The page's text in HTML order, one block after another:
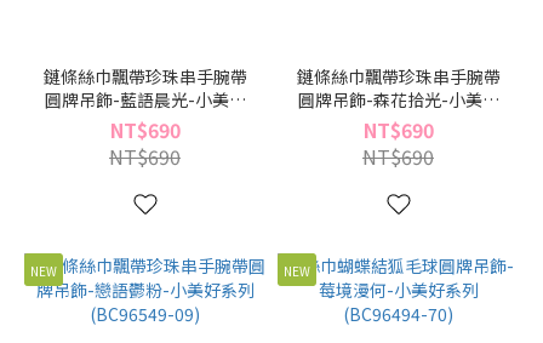
鏈條絲巾飄帶珍珠串手腕帶
圓牌吊飾-藍語晨光-小美好
系列(BC96549-39)
NT$690
NT$690
鏈條絲巾飄帶珍珠串手腕帶
圓牌吊飾-森花拾光-小美好
系列(BC96549-29)
NT$690
NT$690
NEW NEW